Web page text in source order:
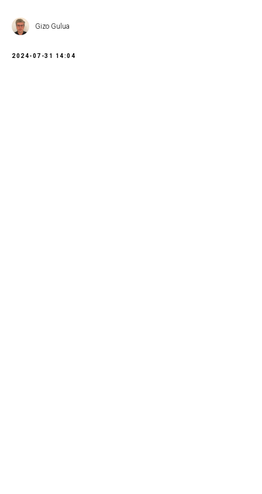
Gizo Gulua
2024-07-31 14:04